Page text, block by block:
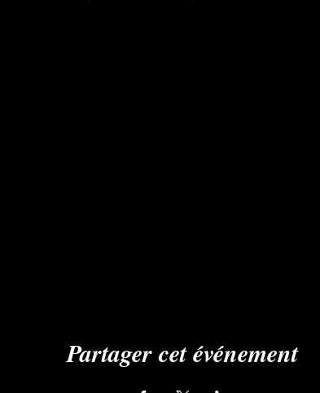
Partager cet événement